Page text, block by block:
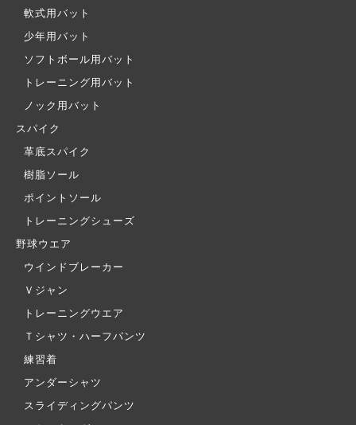
軟式用バット
少年用バット
ソフトボール用バット
トレーニング用バット
ノック用バット
スパイク
革底スパイク
樹脂ソール
ポイントソール
トレーニングシューズ
野球ウエア
ウインドブレーカー
Ｖジャン
トレーニングウエア
Ｔシャツ・ハーフパンツ
練習着
アンダーシャツ
スライディングパンツ